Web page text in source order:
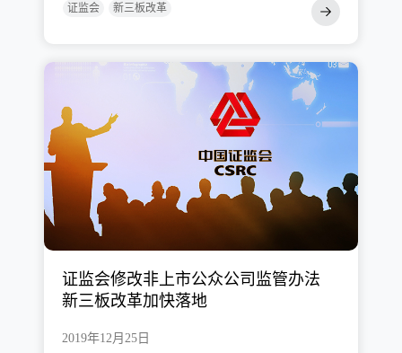
证监会 新三板改革
证监会修改非上市公众公司监管办法
新三板改革加快落地
2019年12月25日